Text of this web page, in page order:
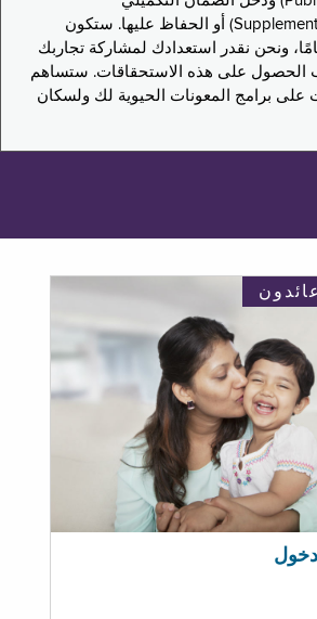
(Supplemental Security Income, SSI) أو الحفاظ عليها. ستكون
ونحن نقدر استعدادك لمشاركة تجاربك
الحصول على هذه الاستحقاقات. ستساهم
على برامج المعونات الحيوية لك ولسكان